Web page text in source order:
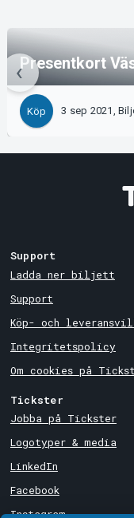
Presentkort
Köp 3 sep 2021,
Support
Ladda ner biljett
Support
Köp- och
Integritetspolicy
Om cookies på
Tickster
Jobba på Tickster
Logotyper & media
LinkedIn
Facebook
Instagram